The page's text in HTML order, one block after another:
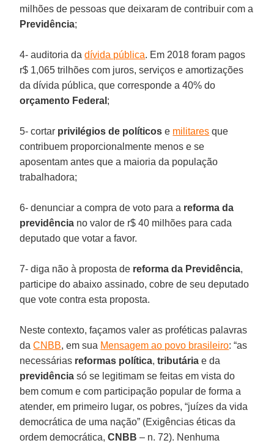
milhões de pessoas que deixaram de contribuir com a
Previdência;
4- auditoria dadívida pública. Em 2018 foram pagos
r$ 1,065 trilhões com juros, serviços e amortizações
da dívida pública, que corresponde a 40% do
orçamento Federal ;
5- cortar privilégios de políticos e militares que
contribuem proporcionalmente menos e se
aposentam antes que a maioria da população
trabalhadora;
6- denunciar a compra de voto para a reforma da
previdência no valor de r$ 40 milhões para cada
deputado que votar a favor.
7- diga não à proposta de reforma da Previdência,
participe do abaixo assinado, cobre de seu deputado
que vote contra esta proposta.
Neste contexto, façamos valer as proféticas palavras
daCNBB, em sua Mensagem ao povo brasileiro: “as
necessárias reformas política,tributária e da
previdência só se legitimam se feitas em vista do
bem comum e com participação popular de forma a
atender, em primeiro lugar, os pobres, “juízes da vida
democrática de uma nação” (Exigências éticas da
ordem democrática,CNBB – n. 72). Nenhuma